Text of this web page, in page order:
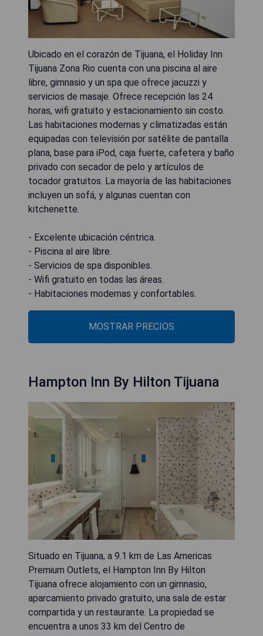
Ubicado en el corazón de Tijuana, el Holiday Inn
Tijuana Zona Rio cuenta con una piscina al aire
libre, gimnasio y un spa que ofrece jacuzzi y
servicios de masaje. Ofrece recepción las 24
horas, wifi gratuito y estacionamiento sin costo.
Las habitaciones modernas y climatizadas están
equipadas con televisión por satélite de pantalla
plana, base para iPod, caja fuerte, cafetera y baño
privado con secador de pelo y artículos de
tocador gratuitos. La mayoría de las habitaciones
incluyen un sofá, y algunas cuentan con
kitchenette.
- Excelente ubicación céntrica.
- Piscina al aire libre.
- Servicios de spa disponibles.
- Wifi gratuito en todas las áreas.
- Habitaciones modernas y confortables.
MOSTRAR PRECIOS
Hampton Inn By Hilton Tijuana
Situado en Tijuana, a 9.1 km de Las Americas
Premium Outlets, el Hampton Inn By Hilton
Tijuana ofrece alojamiento con un gimnasio,
aparcamiento privado gratuito, una sala de estar
compartida y un restaurante. La propiedad se
encuentra a unos 33 km del Centro de